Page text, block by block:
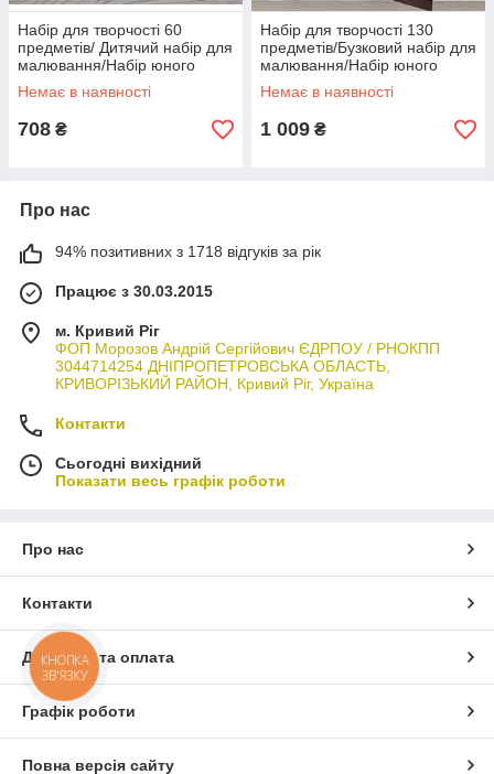
Набір для творчості 60
предметів/ Дитячий набір для
малювання/Набір юного
художника 004
Немає в наявності
708 ₴
Набір для творчості 130
предметів/Бузковий набір для
малювання/Набір юного
художника
Немає в наявності
1 009 ₴
Про нас
94% позитивних з 1718 відгуків за рік
Працює з 30.03.2015
м. Кривий Ріг
ФОП Морозов Андрій Сергійович ЄДРПОУ / РНОКПП
3044714254 ДНІПРОПЕТРОВСЬКА ОБЛАСТЬ,
КРИВОРІЗЬКИЙ РАЙОН, Кривий Ріг, Україна
Контакти
Сьогодні вихідний
Показати весь графік роботи
Про нас
Контакти
Доставка та оплата
Графік роботи
Повна версія сайту
КНОПКА
ЗВ'ЯЗКУ